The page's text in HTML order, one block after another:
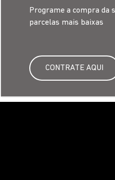
Programe a compra da
parcelas mais baixas
CONTRATE AQUI